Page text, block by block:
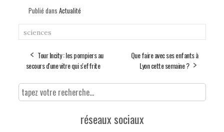
Publié dans Actualité
sciences
Tour Incity : les pompiers au
secours d'une vitre qui s'effrite
Que faire avec ses enfants à
Lyon cette semaine ?
réseaux sociaux